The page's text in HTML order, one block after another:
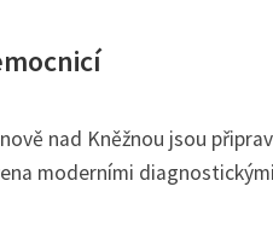
nad Kněžnou jsou
moderními